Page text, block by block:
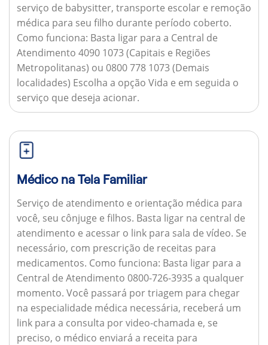
serviço de babysitter, transporte escolar e remoção
médica para seu filho durante período coberto.
Como funciona: Basta ligar para a Central de
Atendimento 4090 1073 (Capitais e Regiões
Metropolitanas) ou 0800 778 1073 (Demais
localidades) Escolha a opção Vida e em seguida o
serviço que deseja acionar.
Médico na Tela Familiar
Serviço de atendimento e orientação médica para
você, seu cônjuge e filhos. Basta ligar na central de
atendimento e acessar o link para sala de vídeo. Se
necessário, com prescrição de receitas para
medicamentos. Como funciona: Basta ligar para a
Central de Atendimento 0800-726-3935 a qualquer
momento. Você passará por triagem para chegar
na especialidade médica necessária, receberá um
link para a consulta por video-chamada e, se
preciso, o médico enviará a receita para